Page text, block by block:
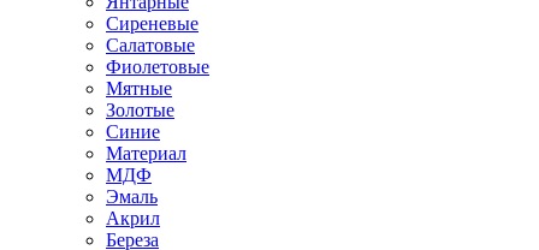
Сиреневые
Салатовые
Фиолетовые
Мятные
Золотые
Синие
Материал
МДФ
Эмаль
Акрил
Береза